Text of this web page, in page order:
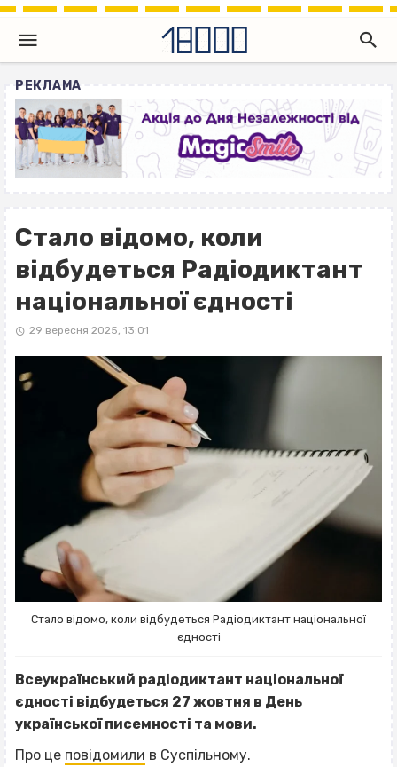
РЕКЛАМА
Стало відомо, коли
відбудеться Радіодиктант
національної єдності
29 вересня 2025, 13:01
Стало відомо, коли відбудеться Радіодиктант національної
єдності
Всеукраїнський радіодиктант національної
єдності відбудеться 27 жовтня в День
української писемності та мови.
Про це повідомили в Суспільному.